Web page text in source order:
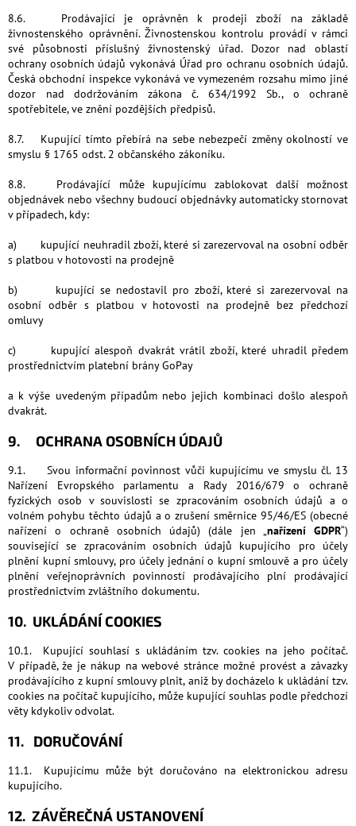
8.6. Prodávající je oprávněn k prodeji zboží na základě
živnostenského oprávnění. Živnostenskou kontrolu provádí v rámci
své působnosti příslušný živnostenský úřad. Dozor nad oblastí
ochrany osobních údajů vykonává Úřad pro ochranu osobních údajů.
Česká obchodní inspekce vykonává ve vymezeném rozsahu mimo jiné
dozor nad dodržováním zákona č. 634/1992 Sb., o ochraně
spotřebitele, ve znění pozdějších předpisů.
8.7. Kupující tímto přebírá na sebe nebezpečí změny okolností ve
smyslu § 1765 odst. 2 občanského zákoníku.
8.8. Prodávající může kupujícímu zablokovat další možnost
objednávek nebo všechny budoucí objednávky automaticky stornovat
v případech, kdy:
a) kupující neuhradil zboží, které si zarezervoval na osobní odběr
s platbou v hotovosti na prodejně
b) kupující se nedostavil pro zboží, které si zarezervoval na
osobní odběr s platbou v hotovosti na prodejně bez předchozí
omluvy
c) kupující alespoň dvakrát vrátil zboží, které uhradil předem
prostřednictvím platební brány GoPay
a k výše uvedeným případům nebo jejich kombinaci došlo alespoň
dvakrát.
9. OCHRANA OSOBNÍCH ÚDAJŮ
9.1. Svou informační povinnost vůči kupujícímu ve smyslu čl. 13
Nařízení Evropského parlamentu a Rady 2016/679 o ochraně
fyzických osob v souvislosti se zpracováním osobních údajů a o
volném pohybu těchto údajů a o zrušení směrnice 95/46/ES (obecné
nařízení o ochraně osobních údajů) (dále jen „nařízení GDPR“)
související se zpracováním osobních údajů kupujícího pro účely
plnění kupní smlouvy, pro účely jednání o kupní smlouvě a pro účely
plnění veřejnoprávních povinností prodávajícího plní prodávající
prostřednictvím zvláštního dokumentu.
10. UKLÁDÁNÍ COOKIES
10.1. Kupující souhlasí s ukládáním tzv. cookies na jeho počítač.
V případě, že je nákup na webové stránce možné provést a závazky
prodávajícího z kupní smlouvy plnit, aniž by docházelo k ukládání tzv.
cookies na počítač kupujícího, může kupující souhlas podle předchozí
věty kdykoliv odvolat.
11. DORUČOVÁNÍ
11.1. Kupujícímu může být doručováno na elektronickou adresu
kupujícího.
12. ZÁVĚREČNÁ USTANOVENÍ